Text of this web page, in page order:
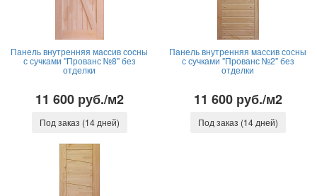
Панель внутренняя массив сосны
с сучками "Прованс №8" без
отделки
11 600 руб./м2
Под заказ (14 дней)
Панель внутренняя массив сосны
с сучками "Прованс №2" без
отделки
11 600 руб./м2
Под заказ (14 дней)